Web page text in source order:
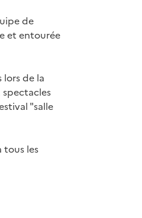
de
et entourée
lors de la
spectacles
"salle
tous les